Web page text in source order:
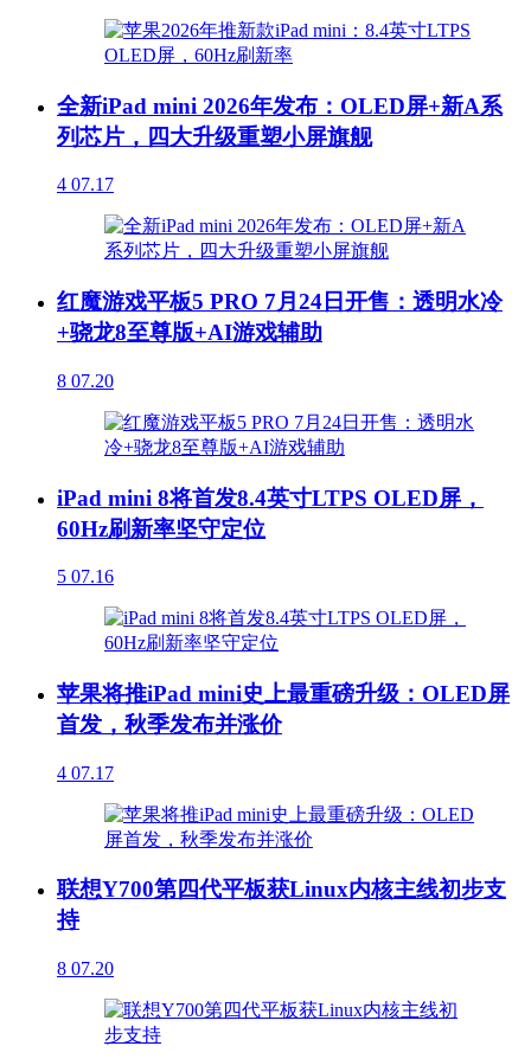
全新iPad mini 2026年发布：OLED屏+新A系
列芯片，四大升级重塑小屏旗舰
4 07.17
红魔游戏平板5 PRO 7月24日开售：透明水冷
+骁龙8至尊版+AI游戏辅助
8 07.20
iPad mini 8将首发8.4英寸LTPS OLED屏，
60Hz刷新率坚守定位
5 07.16
苹果将推iPad mini史上最重磅升级：OLED屏
首发，秋季发布并涨价
4 07.17
联想Y700第四代平板获Linux内核主线初步支
持
8 07.20